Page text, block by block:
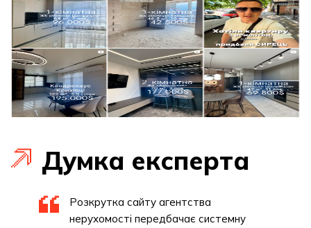
Думка експерта
Розкрутка сайту агентства
нерухомості передбачає системну